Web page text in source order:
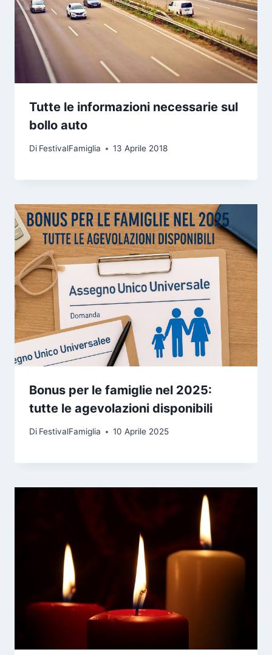
Tutte le informazioni necessarie sul
bollo auto
Di FestivalFamiglia 13 Aprile 2018
Bonus per le famiglie nel 2025:
tutte le agevolazioni disponibili
Di FestivalFamiglia 10 Aprile 2025